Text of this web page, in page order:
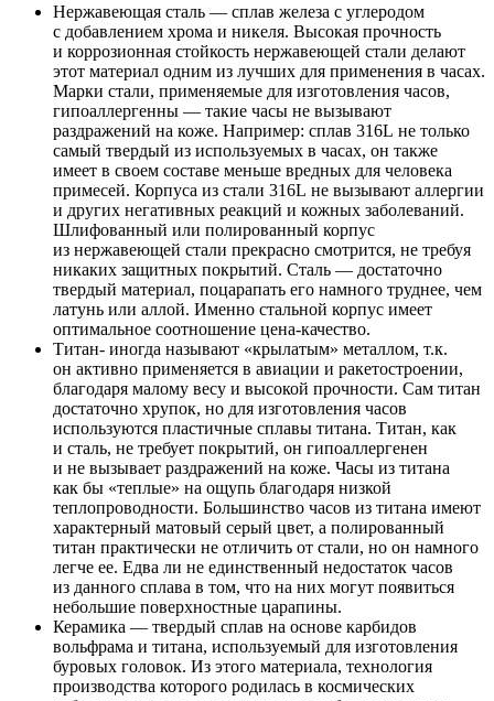
Нержавеющая сталь — сплав железа с углеродом
с добавлением хрома и никеля. Высокая прочность
и коррозионная стойкость нержавеющей стали делают
этот материал одним из лучших для применения в часах.
Марки стали, применяемые для изготовления часов,
гипоаллергенны — такие часы не вызывают
раздражений на коже. Например: сплав 316L не только
самый твердый из используемых в часах, он также
имеет в своем составе меньше вредных для человека
примесей. Корпуса из стали 316L не вызывают аллергии
и других негативных реакций и кожных заболеваний.
Шлифованный или полированный корпус
из нержавеющей стали прекрасно смотрится, не требуя
никаких защитных покрытий. Сталь — достаточно
твердый материал, поцарапать его намного труднее, чем
латунь или аллой. Именно стальной корпус имеет
оптимальное соотношение цена-качество.
Титан- иногда называют «крылатым» металлом, т.к.
он активно применяется в авиации и ракетостроении,
благодаря малому весу и высокой прочности. Сам титан
достаточно хрупок, но для изготовления часов
используются пластичные сплавы титана. Титан, как
и сталь, не требует покрытий, он гипоаллергенен
и не вызывает раздражений на коже. Часы из титана
как бы «теплые» на ощупь благодаря низкой
теплопроводности. Большинство часов из титана имеют
характерный матовый серый цвет, а полированный
титан практически не отличить от стали, но он намного
легче ее. Едва ли не единственный недостаток часов
из данного сплава в том, что на них могут появиться
небольшие поверхностные царапины.
Керамика — твердый сплав на основе карбидов
вольфрама и титана, используемый для изготовления
буровых головок. Из этого материала, технология
производства которого родилась в космических